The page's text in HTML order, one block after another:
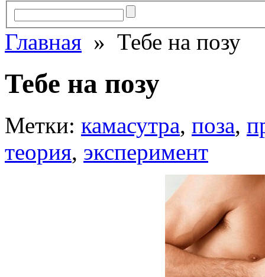
Главная » Тебе на позу
Тебе на позу
Метки: камасутра, поза,
теория, эксперимент